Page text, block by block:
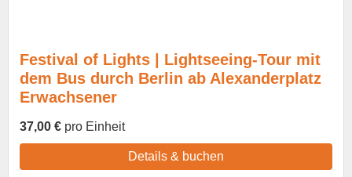
Festival of Lights | Lightseeing-Tour mit
dem Bus durch Berlin ab Alexanderplatz
Erwachsener
37,00 € pro Einheit
Details & buchen